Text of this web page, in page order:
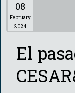
08
February
2024
El